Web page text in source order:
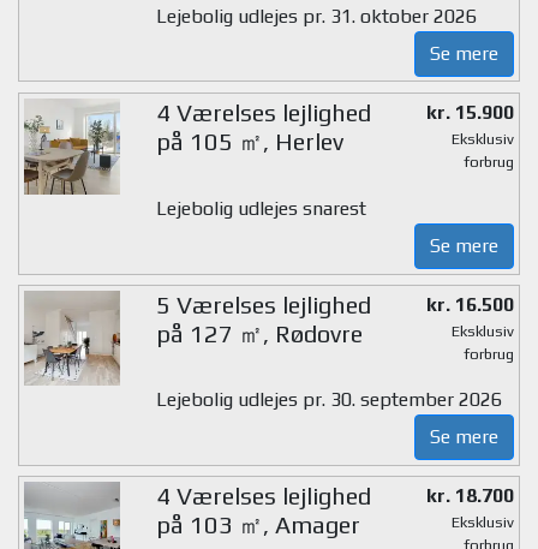
Lejebolig udlejes pr. 31. oktober 2026
Se mere
4 Værelses lejlighed
på 105 ㎡, Herlev
kr. 15.900
Eksklusiv
forbrug
Lejebolig udlejes snarest
Se mere
5 Værelses lejlighed
på 127 ㎡, Rødovre
kr. 16.500
Eksklusiv
forbrug
Lejebolig udlejes pr. 30. september 2026
Se mere
4 Værelses lejlighed
på 103 ㎡, Amager
kr. 18.700
Eksklusiv
forbrug